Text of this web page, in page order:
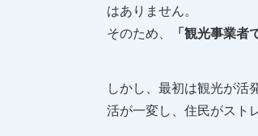
はありません。
そのため、
「観光事業
しかし、最初は観光が活
活が一変し、住民がスト